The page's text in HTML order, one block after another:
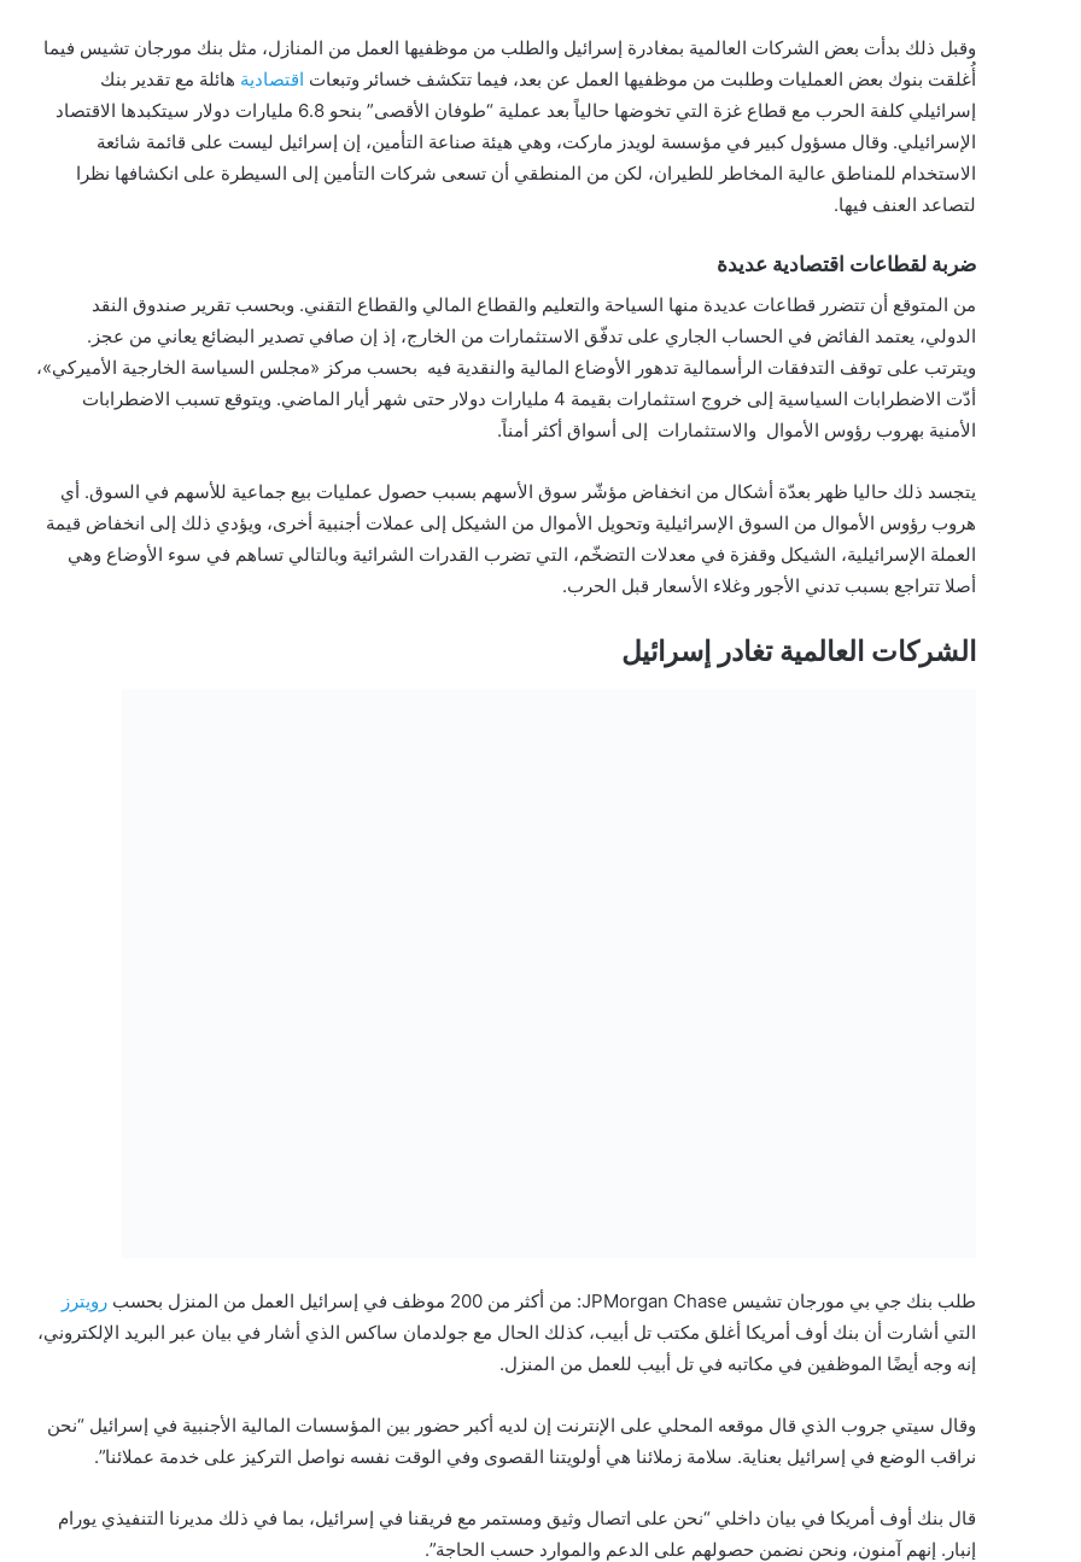
وقبل ذلك بدأت بعض الشركات العالمية بمغادرة إسرائيل والطلب من موظفيها العمل من المنازل، مثل بنك مورجان تشيس فيما
أُغلقت بنوك بعض العمليات وطلبت من موظفيها العمل عن بعد، فيما تتكشف خسائر وتبعات اقتصادية هائلة مع تقدير بنك
إسرائيلي كلفة الحرب مع قطاع غزة التي تخوضها حالياً بعد عملية “طوفان الأقصى” بنحو 6.8 مليارات دولار سيتكبدها الاقتصاد
الإسرائيلي. وقال مسؤول كبير في مؤسسة لويدز ماركت، وهي هيئة صناعة التأمين، إن إسرائيل ليست على قائمة شائعة
الاستخدام للمناطق عالية المخاطر للطيران، لكن من المنطقي أن تسعى شركات التأمين إلى السيطرة على انكشافها نظرا
لتصاعد العنف فيها.
ضربة لقطاعات اقتصادية عديدة
من المتوقع أن تتضرر قطاعات عديدة منها السياحة والتعليم والقطاع المالي والقطاع التقني. وبحسب تقرير صندوق النقد
الدولي، يعتمد الفائض في الحساب الجاري على تدفّق الاستثمارات من الخارج، إذ إن صافي تصدير البضائع يعاني من عجز.
ويترتب على توقف التدفقات الرأسمالية تدهور الأوضاع المالية والنقدية فيه بحسب مركز «مجلس السياسة الخارجية الأميركي»،
أدّت الاضطرابات السياسية إلى خروج استثمارات بقيمة 4 مليارات دولار حتى شهر أيار الماضي. ويتوقع تسبب الاضطرابات
الأمنية بهروب رؤوس الأموال والاستثمارات إلى أسواق أكثر أمناً.
يتجسد ذلك حاليا ظهر بعدّة أشكال من انخفاض مؤشّر سوق الأسهم بسبب حصول عمليات بيع جماعية للأسهم في السوق. أي
هروب رؤوس الأموال من السوق الإسرائيلية وتحويل الأموال من الشيكل إلى عملات أجنبية أخرى، ويؤدي ذلك إلى انخفاض قيمة
العملة الإسرائيلية، الشيكل وقفزة في معدلات التضخّم، التي تضرب القدرات الشرائية وبالتالي تساهم في سوء الأوضاع وهي
أصلا تتراجع بسبب تدني الأجور وغلاء الأسعار قبل الحرب.
الشركات العالمية تغادر إسرائيل
طلب بنك جي بي مورجان تشيس JPMorgan Chase: من أكثر من 200 موظف في إسرائيل العمل من المنزل بحسب
رويترز
التي أشارت أن بنك أوف أمريكا أغلق مكتب تل أبيب، كذلك الحال مع جولدمان ساكس الذي أشار في بيان عبر البريد الإلكتروني،
إنه وجه أيضًا الموظفين في مكاتبه في تل أبيب للعمل من المنزل.
وقال سيتي جروب الذي قال موقعه المحلي على الإنترنت إن لديه أكبر حضور بين المؤسسات المالية الأجنبية في إسرائيل “نحن
نراقب الوضع في إسرائيل بعناية. سلامة زملائنا هي أولويتنا القصوى وفي الوقت نفسه نواصل التركيز على خدمة عملائنا”.
قال بنك أوف أمريكا في بيان داخلي “نحن على اتصال وثيق ومستمر مع فريقنا في إسرائيل، بما في ذلك مديرنا التنفيذي يورام
إنبار. إنهم آمنون، ونحن نضمن حصولهم على الدعم والموارد حسب الحاجة”.